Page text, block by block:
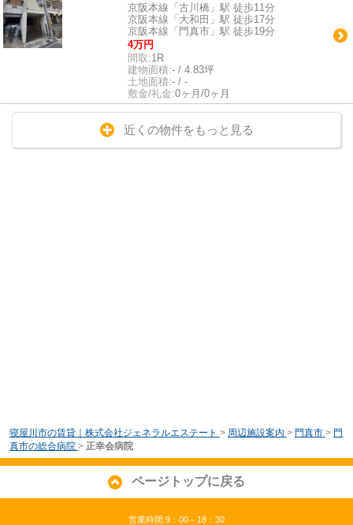
京阪本線「古川橋」駅 徒歩11分
京阪本線「大和田」駅 徒歩17分
京阪本線「門真市」駅 徒歩19分
4万円
間取:1R
建物面積:- / 4.83坪
土地面積:- / -
敷金/礼金:0ヶ月/0ヶ月
近くの物件をもっと見る
寝屋川市の賃貸｜株式会社ジェネラルエステート > 周辺施設案内 > 門真市 > 門
真市の総合病院 > 正幸会病院
ページトップに戻る
営業時間:9：00～18：30